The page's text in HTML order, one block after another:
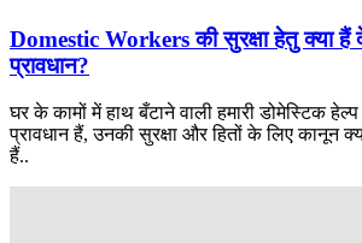
Domestic Workers की सुरक्षा हेतु क्या हैं
प्रावधान?
घर के कामों में हाथ बँटाने वाली हमारी डोमेस्टिक
प्रावधान हैं, उनकी सुरक्षा और हितों के लिए कानून
हैं..